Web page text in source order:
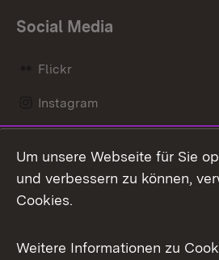
Social Media
Flickr
Instagram
Mastodon
Messenger
Social Wall
Um unsere Webseite für Sie
und verbessern zu können,
Cookies.
Weitere Informationen zu